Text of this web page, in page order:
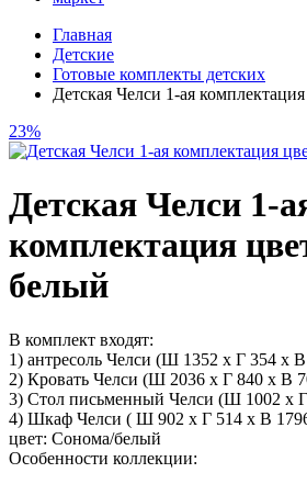
Главная
Детские
Готовые комплекты детских
Детская Челси 1-ая
23%
Детская Челси 1-
комплектация
белый
В комплект входят:
1) антресоль Челси (Ш 1352 х Г 354 х В
2) Кровать Челси (Ш 2036 х Г 840 х В
3) Стол письменный Челси (Ш 1002 х
4) Шкаф Челси ( Ш 902 х Г 514 х В
цвет: Сонома/белый
Особенности коллекции: